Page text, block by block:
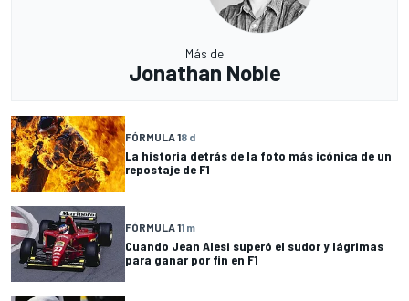
Más de
Jonathan Noble
FÓRMULA 18 d
La historia detrás de la foto más icónica de un
repostaje de F1
FÓRMULA 11 m
Cuando Jean Alesi superó el sudor y lágrimas
para ganar por fin en F1